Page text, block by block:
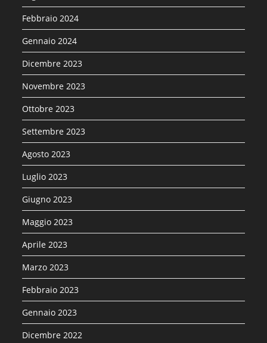
Febbraio 2024
Gennaio 2024
Dicembre 2023
Novembre 2023
Ottobre 2023
Settembre 2023
Agosto 2023
Luglio 2023
Giugno 2023
Maggio 2023
Aprile 2023
Marzo 2023
Febbraio 2023
Gennaio 2023
Dicembre 2022